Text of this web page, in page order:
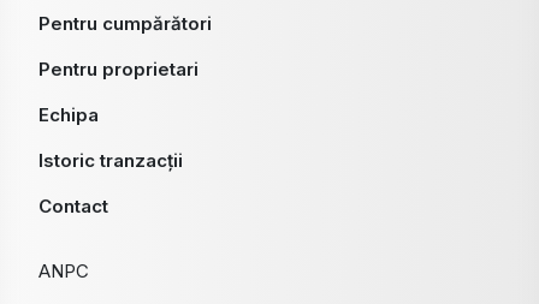
Pentru cumpărători
Pentru proprietari
Echipa
Istoric tranzacții
Contact
ANPC